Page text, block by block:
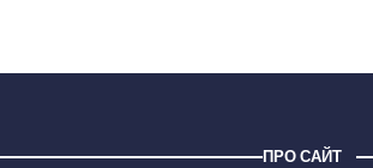
ПРО САЙТ